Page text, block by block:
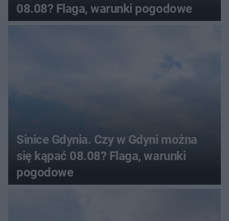
08.08? Flaga, warunki pogodowe
Sinice Gdynia. Czy w Gdyni można
się kąpać 08.08? Flaga, warunki
pogodowe